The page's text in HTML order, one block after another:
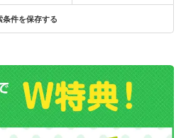
条件を保存する